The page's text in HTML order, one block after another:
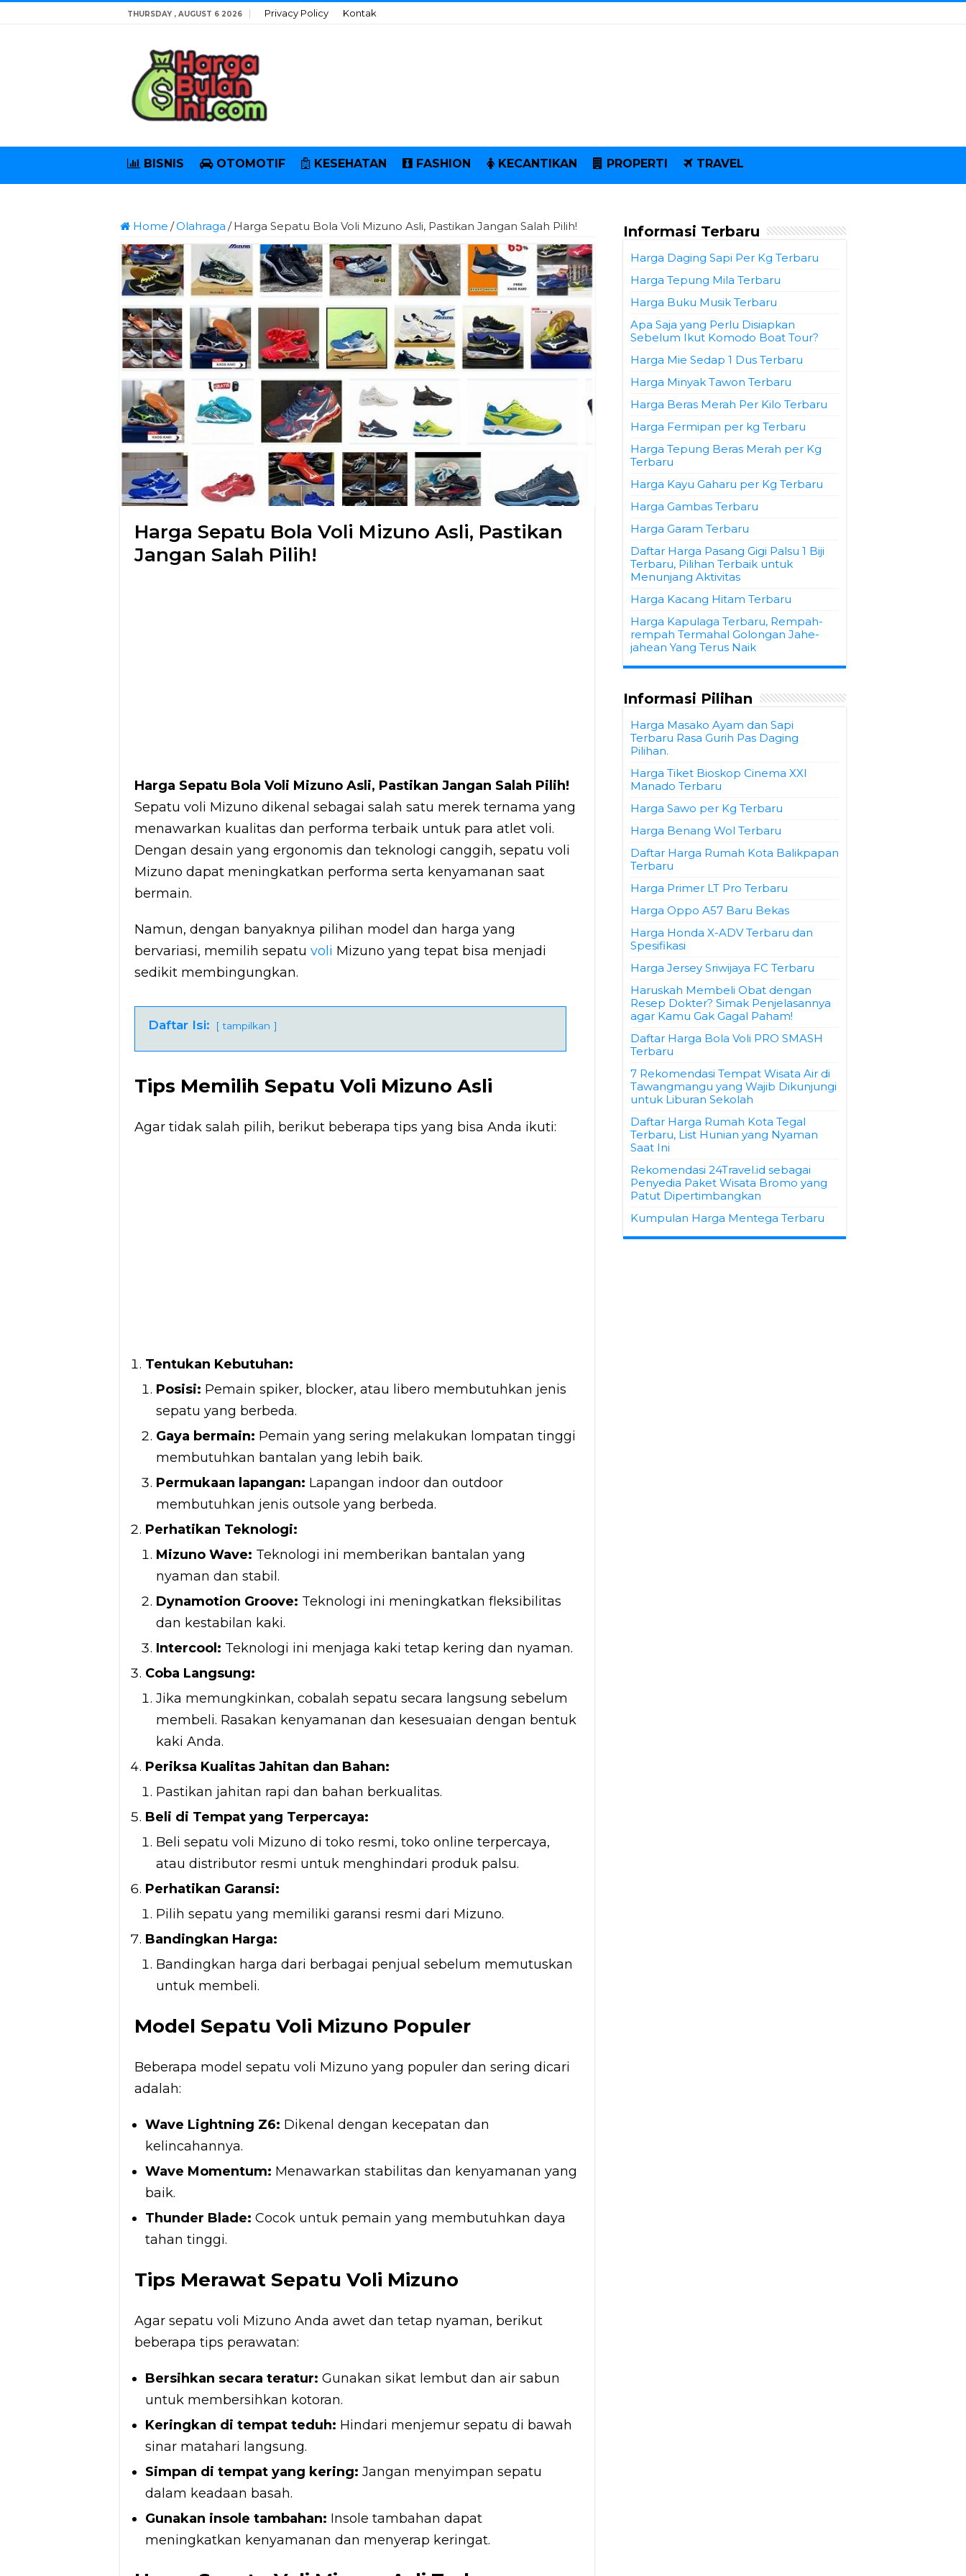
THURSDAY , AUGUST 6 2026 Privacy Policy Kontak
BISNIS OTOMOTIF KESEHATAN FASHION KECANTIKAN PROPERTI TRAVEL
Home /Olahraga / Harga Sepatu Bola Voli Mizuno Asli, Pastikan Jangan Salah Pilih!
Harga Sepatu Bola Voli Mizuno Asli, Pastikan
Jangan Salah Pilih!
Harga Sepatu Bola Voli Mizuno Asli, Pastikan Jangan Salah Pilih!
Sepatu voli Mizuno dikenal sebagai salah satu merek ternama yang
menawarkan kualitas dan performa terbaik untuk para atlet voli.
Dengan desain yang ergonomis dan teknologi canggih, sepatu voli
Mizuno dapat meningkatkan performa serta kenyamanan saat
bermain.
Namun, dengan banyaknya pilihan model dan harga yang
bervariasi, memilih sepatu voli Mizuno yang tepat bisa menjadi
sedikit membingungkan.
Daftar Isi: tampilkan
Tips Memilih Sepatu Voli Mizuno Asli
Agar tidak salah pilih, berikut beberapa tips yang bisa Anda ikuti:
Tentukan Kebutuhan:
Posisi: Pemain spiker, blocker, atau libero membutuhkan jenis
sepatu yang berbeda.
Gaya bermain: Pemain yang sering melakukan lompatan tinggi
membutuhkan bantalan yang lebih baik.
Permukaan lapangan: Lapangan indoor dan outdoor
membutuhkan jenis outsole yang berbeda.
Perhatikan Teknologi:
Mizuno Wave: Teknologi ini memberikan bantalan yang
nyaman dan stabil.
Dynamotion Groove: Teknologi ini meningkatkan fleksibilitas
dan kestabilan kaki.
Intercool: Teknologi ini menjaga kaki tetap kering dan nyaman.
Coba Langsung:
Jika memungkinkan, cobalah sepatu secara langsung sebelum
membeli. Rasakan kenyamanan dan kesesuaian dengan bentuk
kaki Anda.
Periksa Kualitas Jahitan dan Bahan:
Pastikan jahitan rapi dan bahan berkualitas.
Beli di Tempat yang Terpercaya:
Beli sepatu voli Mizuno di toko resmi, toko online terpercaya,
atau distributor resmi untuk menghindari produk palsu.
Perhatikan Garansi:
Pilih sepatu yang memiliki garansi resmi dari Mizuno.
Bandingkan Harga:
Bandingkan harga dari berbagai penjual sebelum memutuskan
untuk membeli.
Model Sepatu Voli Mizuno Populer
Beberapa model sepatu voli Mizuno yang populer dan sering dicari
adalah:
Wave Lightning Z6: Dikenal dengan kecepatan dan
kelincahannya.
Wave Momentum: Menawarkan stabilitas dan kenyamanan yang
baik.
Thunder Blade: Cocok untuk pemain yang membutuhkan daya
tahan tinggi.
Tips Merawat Sepatu Voli Mizuno
Agar sepatu voli Mizuno Anda awet dan tetap nyaman, berikut
beberapa tips perawatan:
Bersihkan secara teratur: Gunakan sikat lembut dan air sabun
untuk membersihkan kotoran.
Keringkan di tempat teduh: Hindari menjemur sepatu di bawah
sinar matahari langsung.
Simpan di tempat yang kering: Jangan menyimpan sepatu
dalam keadaan basah.
Gunakan insole tambahan: Insole tambahan dapat
meningkatkan kenyamanan dan menyerap keringat.
Informasi Terbaru
Harga Daging Sapi Per Kg Terbaru
Harga Tepung Mila Terbaru
Harga Buku Musik Terbaru
Apa Saja yang Perlu Disiapkan
Sebelum Ikut Komodo Boat Tour?
Harga Mie Sedap 1 Dus Terbaru
Harga Minyak Tawon Terbaru
Harga Beras Merah Per Kilo Terbaru
Harga Fermipan per kg Terbaru
Harga Tepung Beras Merah per Kg
Terbaru
Harga Kayu Gaharu per Kg Terbaru
Harga Gambas Terbaru
Harga Garam Terbaru
Daftar Harga Pasang Gigi Palsu 1 Biji
Terbaru, Pilihan Terbaik untuk
Menunjang Aktivitas
Harga Kacang Hitam Terbaru
Harga Kapulaga Terbaru, Rempah-
rempah Termahal Golongan Jahe-
jahean Yang Terus Naik
Informasi Pilihan
Harga Masako Ayam dan Sapi
Terbaru Rasa Gurih Pas Daging
Pilihan.
Harga Tiket Bioskop Cinema XXI
Manado Terbaru
Harga Sawo per Kg Terbaru
Harga Benang Wol Terbaru
Daftar Harga Rumah Kota Balikpapan
Terbaru
Harga Primer LT Pro Terbaru
Harga Oppo A57 Baru Bekas
Harga Honda X-ADV Terbaru dan
Spesifikasi
Harga Jersey Sriwijaya FC Terbaru
Haruskah Membeli Obat dengan
Resep Dokter? Simak Penjelasannya
agar Kamu Gak Gagal Paham!
Daftar Harga Bola Voli PRO SMASH
Terbaru
7 Rekomendasi Tempat Wisata Air di
Tawangmangu yang Wajib Dikunjungi
untuk Liburan Sekolah
Daftar Harga Rumah Kota Tegal
Terbaru, List Hunian yang Nyaman
Saat Ini
Rekomendasi 24Travel.id sebagai
Penyedia Paket Wisata Bromo yang
Patut Dipertimbangkan
Kumpulan Harga Mentega Terbaru